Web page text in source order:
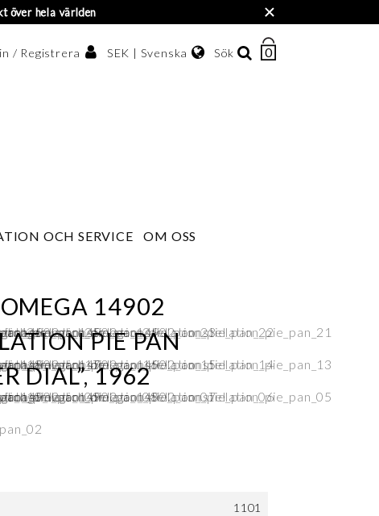
över hela världen ×
OCH SERVICE OM OSS
/ Registrera SEK | Svenska Sök
ANTAL
0
14902
PIE PAN
DIAL”, 1962
1101